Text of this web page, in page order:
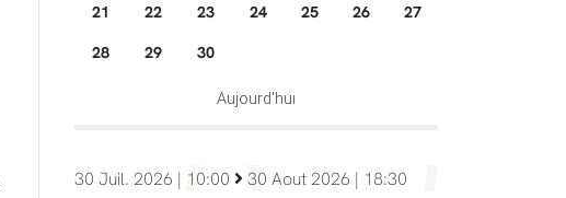
21 22 23 24 25 26 27
28 29 30
Aujourd'hui
30 Juil. 2026 | 10:00 30 Aout 2026 | 18:30